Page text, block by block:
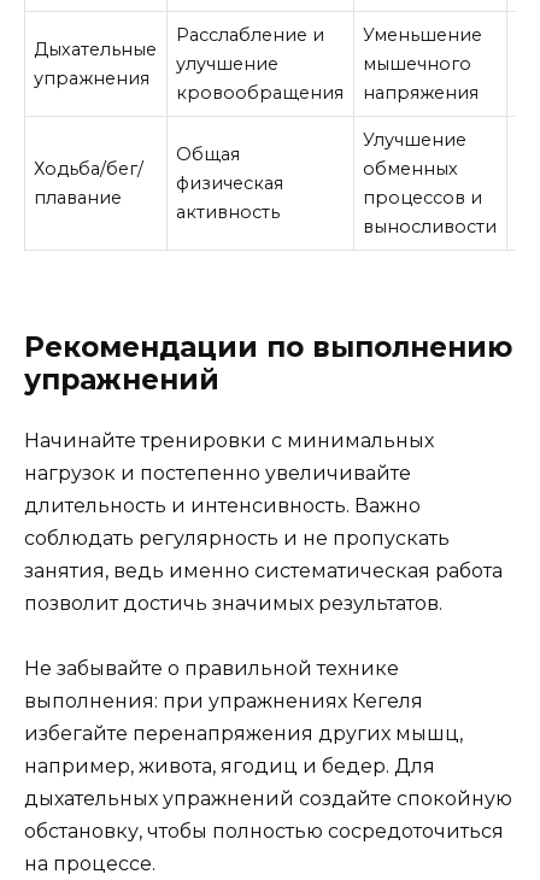
Дыхательные
упражнения
Расслабление и
улучшение
кровообращения
Уменьшение
мышечного
напряжения
Ходьба/бег/
плавание
Общая
физическая
активность
Улучшение
обменных
процессов и
выносливости
Рекомендации по выполнению
упражнений
Начинайте тренировки с минимальных
нагрузок и постепенно увеличивайте
длительность и интенсивность. Важно
соблюдать регулярность и не пропускать
занятия, ведь именно систематическая работа
позволит достичь значимых результатов.
Не забывайте о правильной технике
выполнения: при упражнениях Кегеля
избегайте перенапряжения других мышц,
например, живота, ягодиц и бедер. Для
дыхательных упражнений создайте спокойную
обстановку, чтобы полностью сосредоточиться
на процессе.